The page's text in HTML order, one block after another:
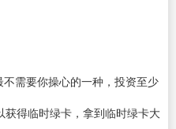
需要你操心的一种，投资至少
得临时绿卡，拿到临时绿卡大